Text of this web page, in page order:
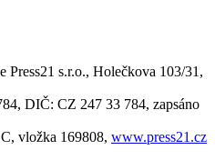
Press21 s.r.o., Holečkova 103/31,
DIČ: CZ 247 33 784, zapsáno
vložka 169808, www.press21.cz